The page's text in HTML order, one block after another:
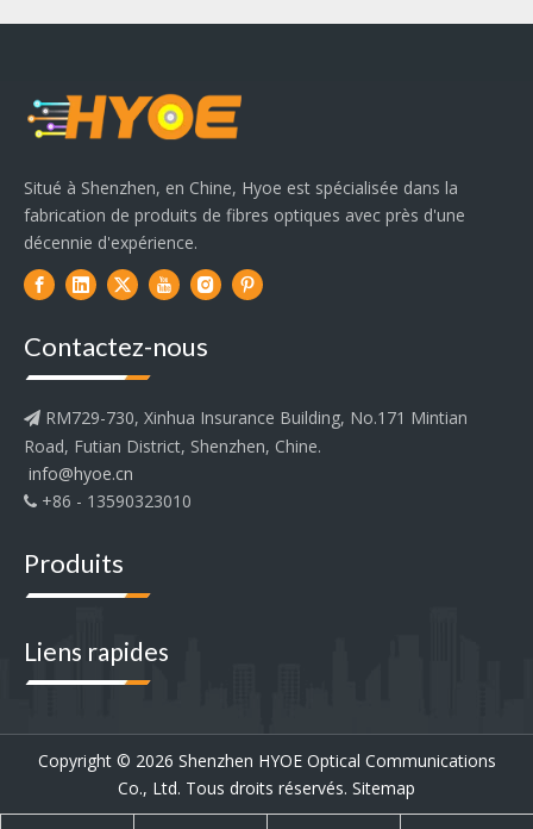
Situé à Shenzhen, en Chine, Hyoe est spécialisée dans la
fabrication de produits de fibres optiques avec près d'une
décennie d'expérience.
Contactez-nous
 RM729-730, Xinhua Insurance Building, No.171 Mintian
Road, Futian District, Shenzhen, Chine.
info@hyoe.cn
 +86 - 13590323010
Produits
Liens rapides
Copyright © 2026 Shenzhen HYOE Optical Communications
Co., Ltd. Tous droits réservés. Sitemap